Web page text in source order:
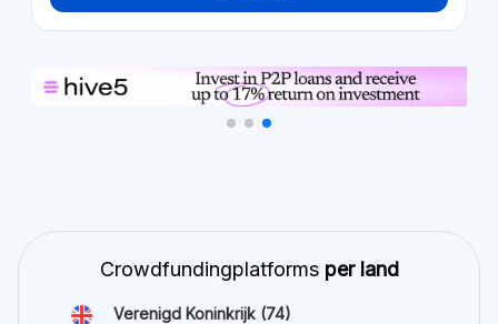
Crowdfundingplatforms per land
Verenigd Koninkrijk (74)